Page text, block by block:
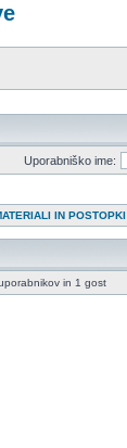
Uporabniško ime:
IN POSTOPKI
in 1 gost